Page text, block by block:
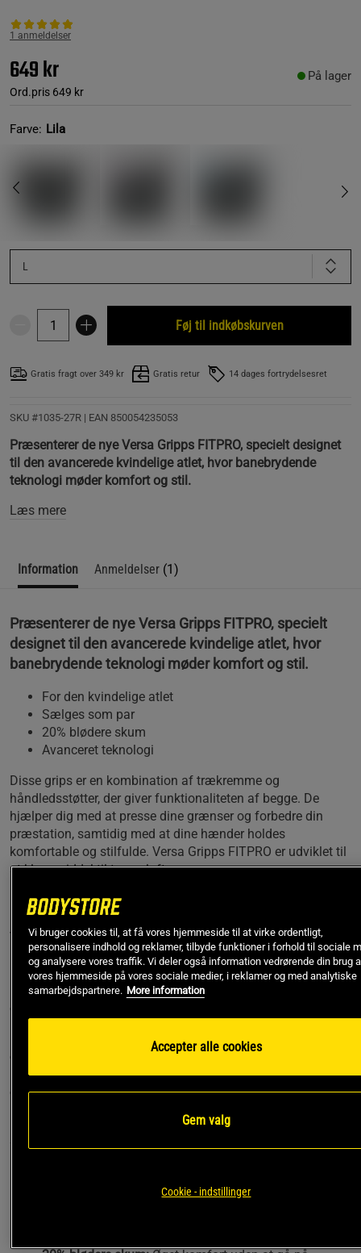
1 anmeldelser
649 kr
Ord.pris 649 kr
På lager
Farve: Lila
L
Føj til indkøbskurven
Gratis fragt over 349 kr Gratis retur 14 dages fortrydelsesret
SKU #1035-27R | EAN 850054235053
Præsenterer de nye Versa Gripps FITPRO, specielt designet
til den avancerede kvindelige atlet, hvor banebrydende
teknologi møder komfort og stil.
Læs mere
Information Anmeldelser (1)
Præsenterer de nye Versa Gripps FITPRO, specielt
designet til den avancerede kvindelige atlet, hvor
banebrydende teknologi møder komfort og stil.
For den kvindelige atlet
Sælges som par
20% blødere skum
Avanceret teknologi
Disse grips er en kombination af trækremme og
håndledsstøtter, der giver funktionaliteten af begge. De
hjælper dig med at presse dine grænser og forbedre din
præstation, samtidig med at dine hænder holdes
komfortable og stilfulde. Versa Gripps FITPRO er udviklet til
at klare middel til tunge løft.
Design og følelse
Versa Gripps FITPRO er designet med deres patenterede
"Pro"-teknologi og specialfremstillede grebsmateriale.
Derudover er der indarbejdet et nyt skum for en blødere,
mindre slibende følelse, men med samme styrke som de
øvrige grips fra Versa Gripps.
Disse grips har et selvbærende greb for maksimal løftekraft
og mere overflademateriale til at beskytte dine hænder,
uanset om du laver push- eller pull-øvelser. De skaber en
optimal forbindelse mellem sind og muskler.
Med en hurtigudløsningsfunktion kan du sikkert og nemt
Forbedret grebslængde på 15,9 cm for
Vi bruger cookies til, at få vores hjemmeside til at virke ordentligt,
personalisere indhold og reklamer, tilbyde funktioner i forhold til sociale
og analysere vores traffik. Vi deler også information vedrørende din brug
vores hjemmeside på vores sociale medier, i reklamer og med analytiske
samarbejdspartnere. More information
Accepter alle cookies
Gem valg
Cookie - indstillinger